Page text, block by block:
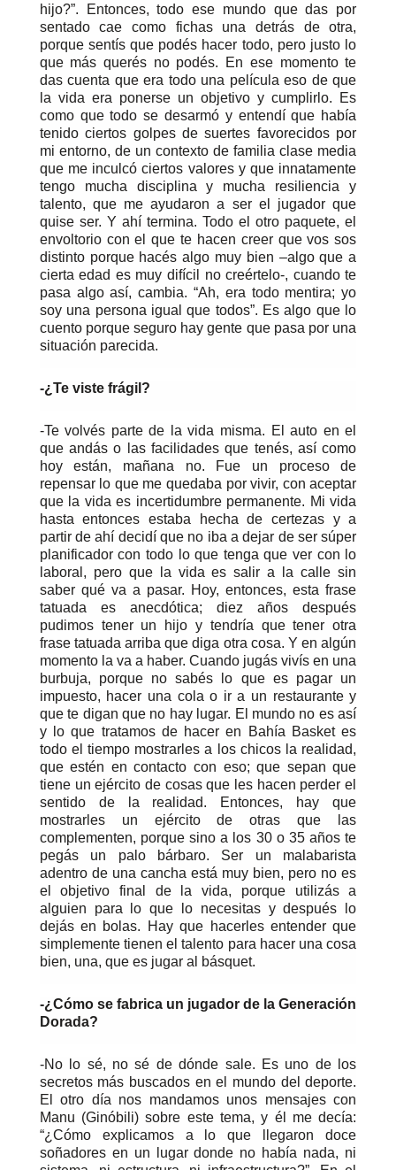
hijo?”. Entonces, todo ese mundo que das por
sentado cae como fichas una detrás de otra,
porque sentís que podés hacer todo, pero justo lo
que más querés no podés. En ese momento te
das cuenta que era todo una película eso de que
la vida era ponerse un objetivo y cumplirlo. Es
como que todo se desarmó y entendí que había
tenido ciertos golpes de suertes favorecidos por
mi entorno, de un contexto de familia clase media
que me inculcó ciertos valores y que innatamente
tengo mucha disciplina y mucha resiliencia y
talento, que me ayudaron a ser el jugador que
quise ser. Y ahí termina. Todo el otro paquete, el
envoltorio con el que te hacen creer que vos sos
distinto porque hacés algo muy bien –algo que a
cierta edad es muy difícil no creértelo-, cuando te
pasa algo así, cambia. “Ah, era todo mentira; yo
soy una persona igual que todos”. Es algo que lo
cuento porque seguro hay gente que pasa por una
situación parecida.
-¿Te viste frágil?
-Te volvés parte de la vida misma. El auto en el
que andás o las facilidades que tenés, así como
hoy están, mañana no. Fue un proceso de
repensar lo que me quedaba por vivir, con aceptar
que la vida es incertidumbre permanente. Mi vida
hasta entonces estaba hecha de certezas y a
partir de ahí decidí que no iba a dejar de ser súper
planificador con todo lo que tenga que ver con lo
laboral, pero que la vida es salir a la calle sin
saber qué va a pasar. Hoy, entonces, esta frase
tatuada es anecdótica; diez años después
pudimos tener un hijo y tendría que tener otra
frase tatuada arriba que diga otra cosa. Y en algún
momento la va a haber. Cuando jugás vivís en una
burbuja, porque no sabés lo que es pagar un
impuesto, hacer una cola o ir a un restaurante y
que te digan que no hay lugar. El mundo no es así
y lo que tratamos de hacer en Bahía Basket es
todo el tiempo mostrarles a los chicos la realidad,
que estén en contacto con eso; que sepan que
tiene un ejército de cosas que les hacen perder el
sentido de la realidad. Entonces, hay que
mostrarles un ejército de otras que las
complementen, porque sino a los 30 o 35 años te
pegás un palo bárbaro. Ser un malabarista
adentro de una cancha está muy bien, pero no es
el objetivo final de la vida, porque utilizás a
alguien para lo que lo necesitas y después lo
dejás en bolas. Hay que hacerles entender que
simplemente tienen el talento para hacer una cosa
bien, una, que es jugar al básquet.
-¿Cómo se fabrica un jugador de la Generación
Dorada?
-No lo sé, no sé de dónde sale. Es uno de los
secretos más buscados en el mundo del deporte.
El otro día nos mandamos unos mensajes con
Manu (Ginóbili) sobre este tema, y él me decía:
“¿Cómo explicamos a lo que llegaron doce
soñadores en un lugar donde no había nada, ni